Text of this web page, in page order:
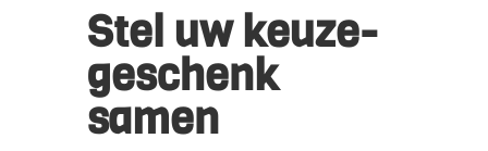
Stel uw keuze-
geschenk
samen